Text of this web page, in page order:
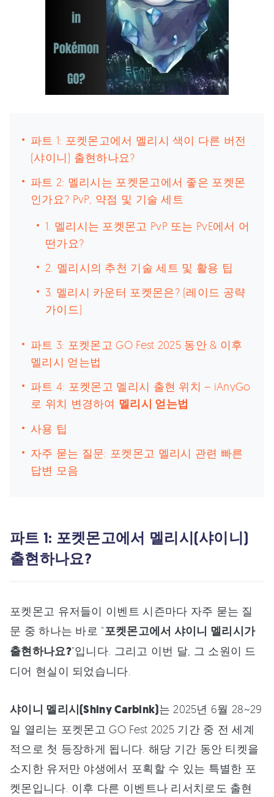
파트 1: 포켓몬고에서 멜리시 색이 다른 버전
(샤이니) 출현하나요?
파트 2: 멜리시는 포켓몬고에서 좋은 포켓몬
인가요? PvP, 약점 및 기술 세트
1. 멜리시는 포켓몬고 PvP 또는 PvE에서 어
떤가요?
2. 멜리시의 추천 기술 세트 및 활용 팁
3. 멜리시 카운터 포켓몬은? (레이드 공략
가이드)
파트 3: 포켓몬고 GO Fest 2025 동안 & 이후
멜리시 얻는법
파트 4: 포켓몬고 멜리시 출현 위치 – iAnyGo
로 위치 변경하여 멜리시 얻는법
사용 팁
자주 묻는 질문: 포켓몬고 멜리시 관련 빠른
답변 모음
파트 1: 포켓몬고에서 멜리시(샤이니)
출현하나요?
포켓몬고 유저들이 이벤트 시즌마다 자주 묻는 질
문 중 하나는 바로 "포켓몬고에서 샤이니 멜리시가
출현하나요?"입니다. 그리고 이번 달, 그 소원이 드
디어 현실이 되었습니다.
샤이니 멜리시(Shiny Carbink)는 2025년 6월 28~29
일 열리는 포켓몬고 GO Fest 2025 기간 중 전 세계
적으로 첫 등장하게 됩니다. 해당 기간 동안 티켓을
소지한 유저만 야생에서 포획할 수 있는 특별한 포
켓몬입니다. 이후 다른 이벤트나 리서치로도 출현